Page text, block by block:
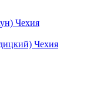
Чехия
Чехия